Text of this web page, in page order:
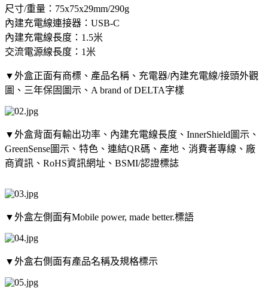
尺寸/重量：75x75x29mm/290g
內建充電線連接器：USB-C
內建充電線長度：1.5米
交流電源線長度：1米
▼外盒正面有商標、產品名稱、充電器/內建充電線/接頭外觀
圖、三年保固圖示、A brand of DELTA字樣
▼外盒背面有輸出功率、內建充電線長度、InnerShield圖示、
GreenSense圖示、特色、連結QR碼、產地、消費者專線、廠
商資訊、RoHS資訊網址、BSMI/認證標誌
▼外盒左側面有Mobile power, made better.標語
▼外盒右側面有產品名稱及規格標示